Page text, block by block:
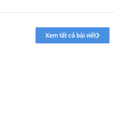
Xem tất cả bài viết